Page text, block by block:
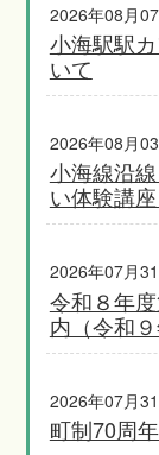
2026年08月
小海駅駅
いて
2026年08月
小海線沿
い体験講
2026年07月
令和８年
内（令和９
2026年07月
町制70周